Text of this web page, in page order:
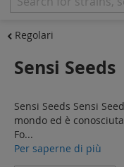
Femminizzati
CBD Shop
Vapor Shop
Regolari
Sensi Seeds
Sensi Seeds Sensi
mondo ed è
Fo...
Per saperne di più